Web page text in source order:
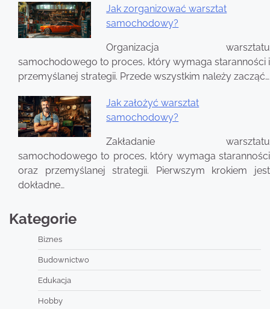
Jak zorganizować warsztat
samochodowy?
Organizacja warsztatu
samochodowego to proces, który wymaga staranności i
przemyślanej strategii. Przede wszystkim należy zacząć…
Jak założyć warsztat
samochodowy?
Zakładanie warsztatu
samochodowego to proces, który wymaga staranności
oraz przemyślanej strategii. Pierwszym krokiem jest
dokładne…
Kategorie
Biznes
Budownictwo
Edukacja
Hobby